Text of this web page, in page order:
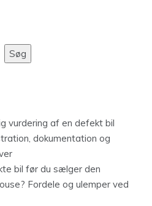
Søg
vurdering af en defekt bil
dokumentation og
bil før du sælger den
Fordele og ulemper ved